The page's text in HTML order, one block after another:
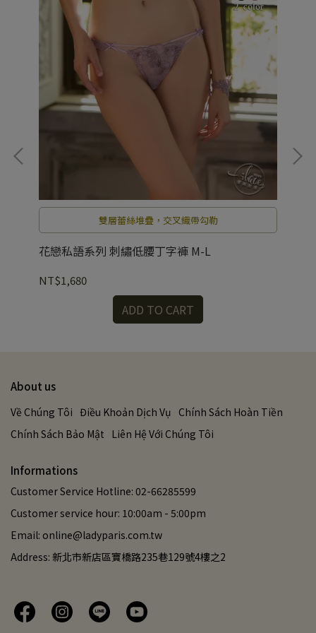
雙層蕾絲堆疊，交叉織帶勾勒
花戀私語系列 刺繡低腰丁字褲 M-L
NT$1,680
ADD TO CART
About us
Về Chúng Tôi Điều Khoản Dịch Vụ Chính Sách Hoàn Tiền
Chính Sách Bảo Mật Liên Hệ Với Chúng Tôi
Informations
Customer Service Hotline: 02-66285599
Customer service hour: 10:00am - 5:00pm
Email: online@ladyparis.com.tw
Address: 新北市新店區寶橋路235巷129號4樓之2